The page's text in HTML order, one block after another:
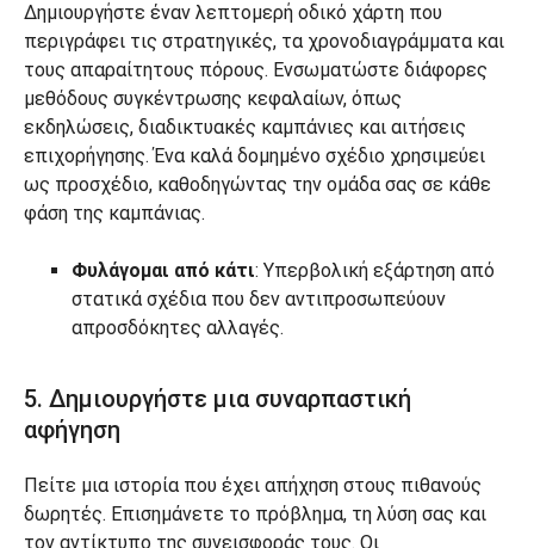
Δημιουργήστε έναν λεπτομερή οδικό χάρτη που
περιγράφει τις στρατηγικές, τα χρονοδιαγράμματα και
τους απαραίτητους πόρους. Ενσωματώστε διάφορες
μεθόδους συγκέντρωσης κεφαλαίων, όπως
εκδηλώσεις, διαδικτυακές καμπάνιες και αιτήσεις
επιχορήγησης. Ένα καλά δομημένο σχέδιο χρησιμεύει
ως προσχέδιο, καθοδηγώντας την ομάδα σας σε κάθε
φάση της καμπάνιας.
Φυλάγομαι από κάτι: Υπερβολική εξάρτηση από
στατικά σχέδια που δεν αντιπροσωπεύουν
απροσδόκητες αλλαγές.
5. Δημιουργήστε μια συναρπαστική
αφήγηση
Πείτε μια ιστορία που έχει απήχηση στους πιθανούς
δωρητές. Επισημάνετε το πρόβλημα, τη λύση σας και
τον αντίκτυπο της συνεισφοράς τους. Οι